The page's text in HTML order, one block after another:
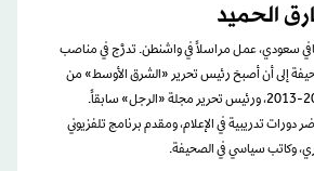
الحميد
سعودي، عمل مراسلاً في واشنطن. تدرَّج في مناصب
إلى أن أصبحَ رئيس تحرير «الشرق الأوسط» من
2004-2013، ورئيس تحرير مجلة «الرجل» سابقاً.
دورات تدريبية في الإعلام، ومقدم برنامج تلفزيوني
وكاتب سياسي في الصحيفة.